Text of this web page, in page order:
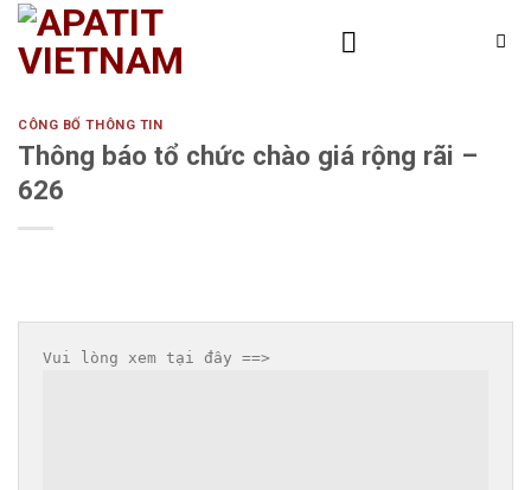
Skip
content
CÔNG BỐ THÔNG TIN
Thông báo tổ chức chào giá rộng rãi –
626
Vui lòng xem tại đây ==>